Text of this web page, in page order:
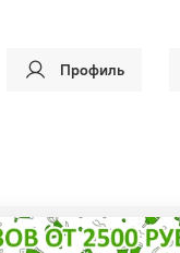
Профиль